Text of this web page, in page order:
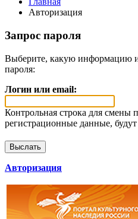
Авторизация
Запрос пароля
Выберите, какую информацию
пароля:
Логин или email:
Контрольная строка для смены
регистрационные данные,
Авторизация